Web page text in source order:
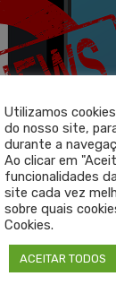
Utilizamos
do nosso site,
durante a
Ao clicar em
funcionalidades
site cada vez
sobre quais
Cookies.
ACEITAR TODOS